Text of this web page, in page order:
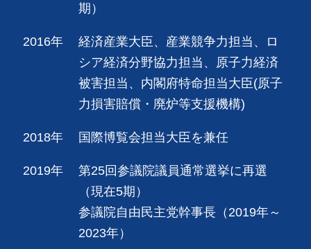
期）
2016年
経済産業大臣、産業競争力担当、ロ
シア経済分野協力担当、原子力経済
被害担当、内閣府特命担当大臣(原子
力損害賠償・廃炉等支援機構)
2018年 国際博覧会担当大臣を兼任
2019年
第25回参議院議員通常選挙に再選
（現在5期）
参議院自由民主党幹事長（2019年～
2023年）